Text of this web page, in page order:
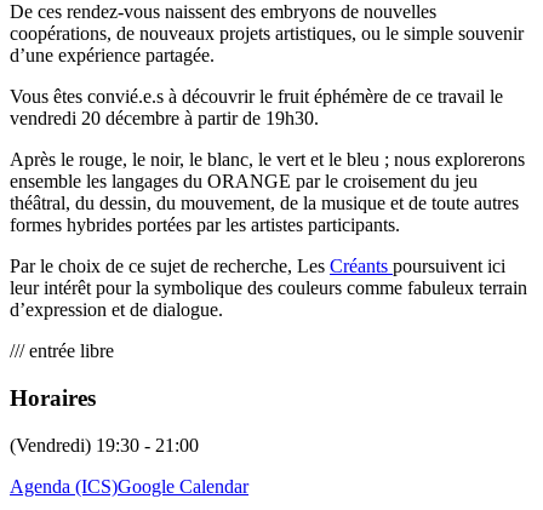
De ces rendez-vous naissent des embryons de nouvelles
coopérations, de nouveaux projets artistiques, ou le simple souvenir
d’une expérience partagée.
Vous êtes convié.e.s à découvrir le fruit éphémère de ce travail le
vendredi 20 décembre à partir de 19h30.
Après le rouge, le noir, le blanc, le vert et le bleu ; nous explorerons
ensemble les langages du ORANGE par le croisement du jeu
théâtral, du dessin, du mouvement, de la musique et de toute autres
formes hybrides portées par les artistes participants.
Par le choix de ce sujet de recherche, Les Créants poursuivent ici
leur intérêt pour la symbolique des couleurs comme fabuleux terrain
d’expression et de dialogue.
/// entrée libre
Horaires
(Vendredi) 19:30 - 21:00
Agenda (ICS)Google Calendar